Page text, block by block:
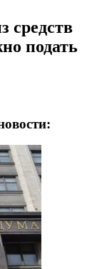
средств
подать